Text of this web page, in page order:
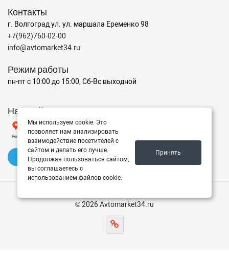
Контакты
г. Волгоград ул. ул. маршала Еременко 98
+7(962)760-02-00
info@avtomarket34.ru
Режим работы
пн-пт с 10:00 до 15:00, Сб-Вс выходной
Наш рейтинг на Яндексе
✍️ Оставить отзыв
© 2026 Avtomarket34.ru
Мы используем cookie. Это
позволяет нам анализировать
взаимодействие посетителей с
сайтом и делать его лучше.
Продолжая пользоваться сайтом,
вы соглашаетесь с
использованием файлов cookie.
Принять